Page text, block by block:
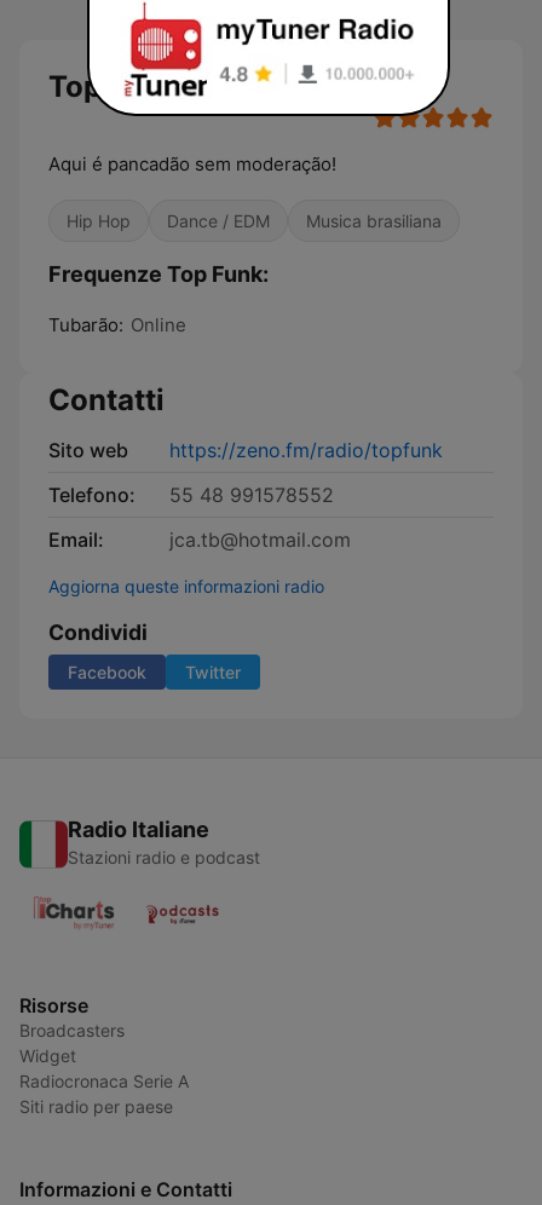
Top Funk
Aqui é pancadão sem moderação!
Hip Hop Dance / EDM Musica brasiliana
Frequenze Top Funk:
Tubarão: Online
Contatti
Sito web
https://zeno.fm/radio/topfunk
Telefono:
55 48 991578552
Email:
jca.tb@hotmail.com
Aggiorna queste informazioni radio
Condividi
Facebook Twitter
Radio Italiane
Stazioni radio e podcast
Risorse
Broadcasters
Widget
Radiocronaca Serie A
Siti radio per paese
Informazioni e Contatti